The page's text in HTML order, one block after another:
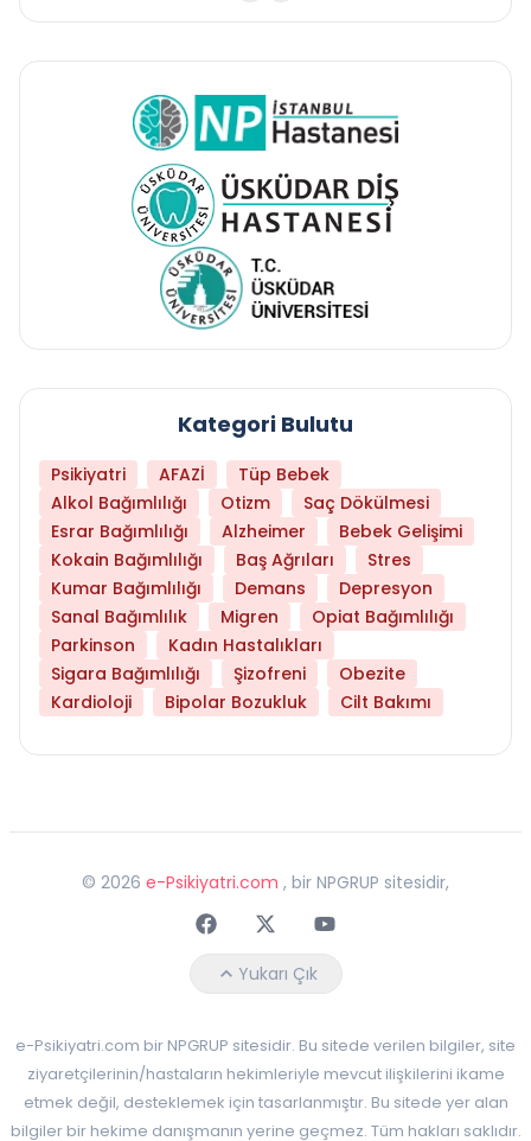
Kategori Bulutu
Psikiyatri AFAZİ
Tüp Bebek
Alkol Bağımlılığı
Otizm
Saç Dökülmesi
Esrar Bağımlılığı
Alzheimer
Bebek Gelişimi
Kokain Bağımlılığı
Baş Ağrıları
Stres
Kumar Bağımlılığı
Demans
Depresyon
Sanal Bağımlılık
Migren
Opiat Bağımlılığı
Parkinson
Kadın Hastalıkları
Sigara Bağımlılığı
Şizofreni
Obezite
Kardioloji
Bipolar Bozukluk Cilt Bakımı
© 2026 e-Psikiyatri.com , bir NPGRUP sitesidir,
FaceebokTwitterYoutube
Yukarı Çık
e-Psikiyatri.com bir NPGRUP sitesidir. Bu sitede verilen bilgiler, site
ziyaretçilerinin/hastaların hekimleriyle mevcut ilişkilerini ikame
etmek değil, desteklemek için tasarlanmıştır. Bu sitede yer alan
bilgiler bir hekime danışmanın yerine geçmez. Tüm hakları saklıdır.